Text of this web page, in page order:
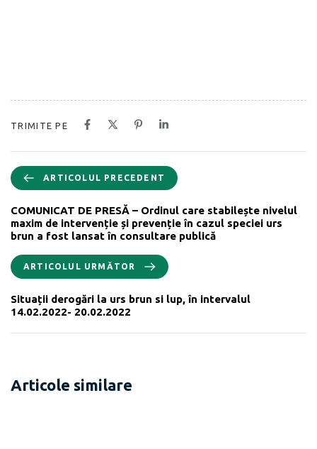
TRIMITE PE
ARTICOLUL PRECEDENT
COMUNICAT DE PRESĂ – Ordinul care stabilește nivelul
maxim de intervenție și prevenție în cazul speciei urs
brun a fost lansat în consultare publică
ARTICOLUL URMĂTOR
Situații derogări la urs brun si lup, în intervalul
14.02.2022- 20.02.2022
Articole similare